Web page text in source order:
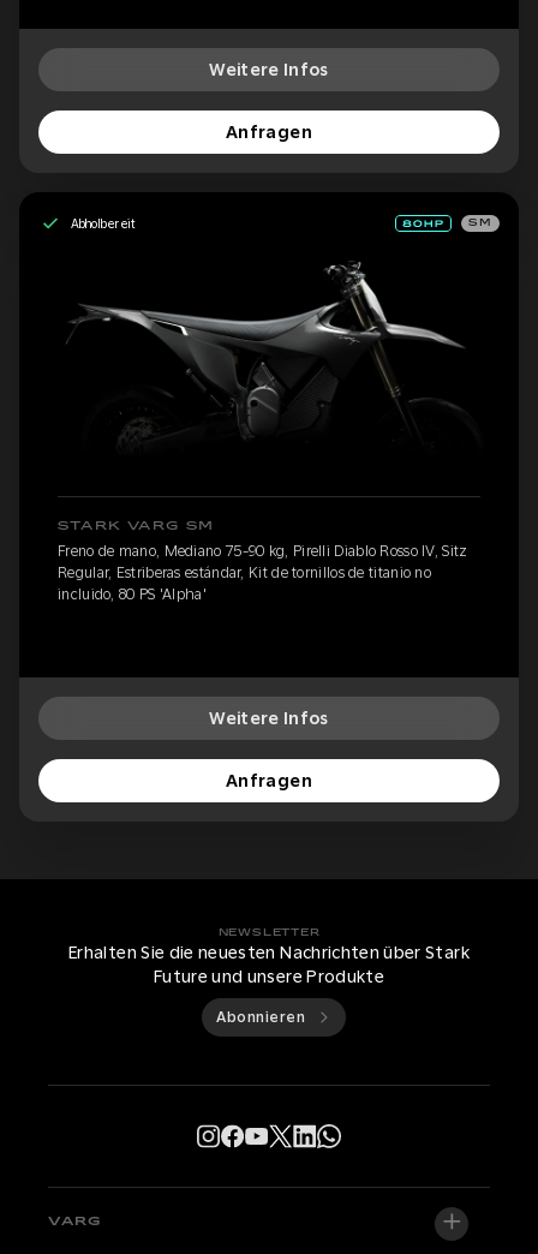
Weitere Infos
Anfragen
Abholbereit SM
STARK VARG SM
Freno de mano, Mediano 75-90 kg, Pirelli Diablo Rosso IV, Sitz
Regular, Estriberas estándar, Kit de tornillos de titanio no
incluido, 80 PS 'Alpha'
Weitere Infos
Anfragen
NEWSLETTER
Erhalten Sie die neuesten Nachrichten über Stark
Future und unsere Produkte
Abonnieren
VARG